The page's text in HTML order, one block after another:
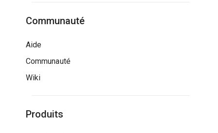
Communauté
Aide
Communauté
Wiki
Produits